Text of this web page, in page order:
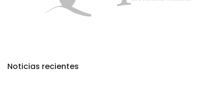
Noticias recientes